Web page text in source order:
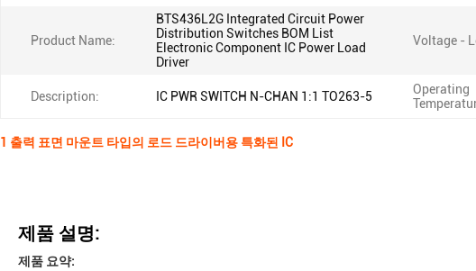
Product Name:
BTS436L2G Integrated Circuit Power
Distribution Switches BOM List
Electronic Component IC Power Load
Driver
Voltage -
Description: IC PWR SWITCH N-CHAN 1:1 TO263-5
Operating
1 출력 표면 마운트 타입의 로드 드라이버용 특화된 IC
제품 설명:
제품 요약: